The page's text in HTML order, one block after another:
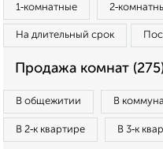
1‑комнатные
На длительный срок
Продажа комнат
В общежитии В
В 2‑к квартире В 3‑к